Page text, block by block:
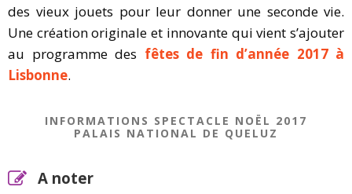
des vieux jouets pour leur donner une seconde vie.
Une création originale et innovante qui vient s’ajouter
au programme des fêtes de fin d’année 2017 à
Lisbonne.
INFORMATIONS SPECTACLE NOËL 2017
PALAIS NATIONAL DE QUELUZ
A noter